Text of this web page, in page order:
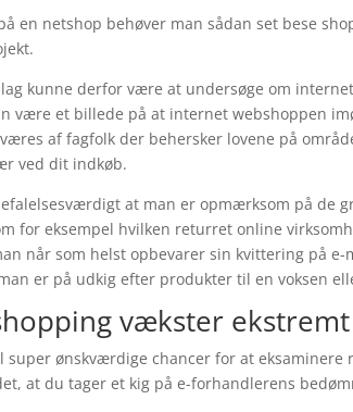
en netshop behøver man sådan set bese
kunne derfor være at undersøge om
være et billede på at internet webshoppen
af fagfolk der behersker lovene på
ved dit indkøb.
at man er opmærksom på de
for eksempel hvilken returret online
når som helst opbevarer sin kvittering på
er på udkig efter produkter til en voksen
vækster ekstremt
ønskværdige chancer for at eksaminere
at du tager et kig på e-forhandlerens